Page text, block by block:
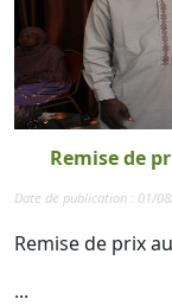
Remise de
Date de publication : 01/
Remise de prix
...